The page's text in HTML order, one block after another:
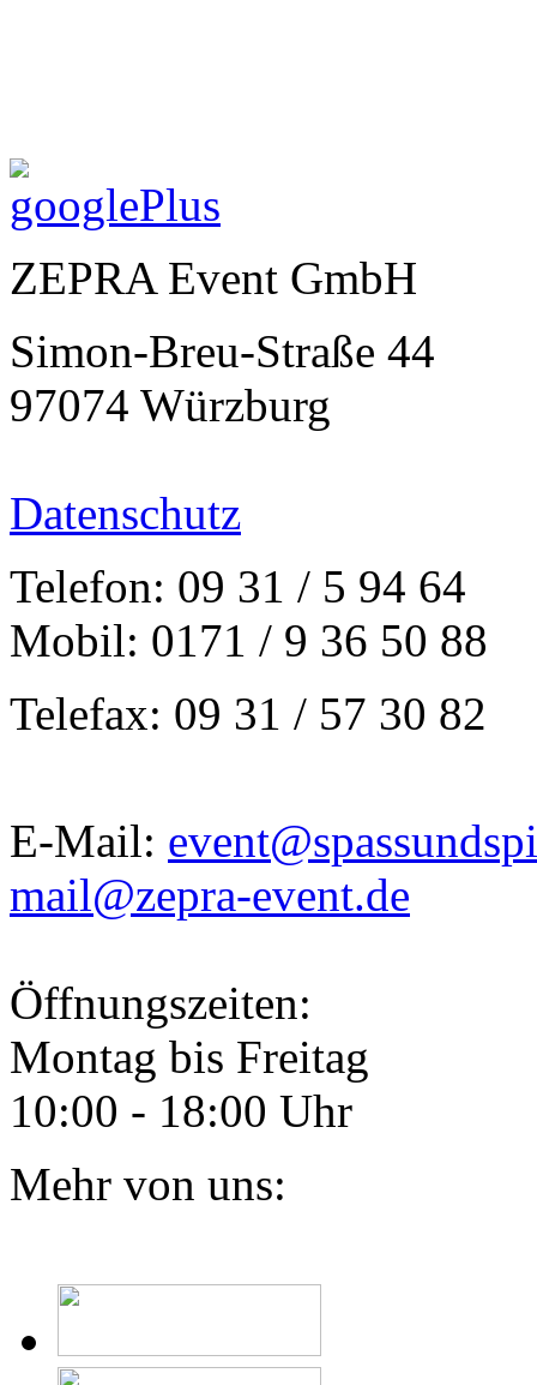
ZEPRA Event GmbH
Simon-Breu-Straße 44
97074 Würzburg
Datenschutz
Telefon: 09 31 / 5 94 64
Mobil: 0171 / 9 36 50 88
Telefax: 09 31 / 57 30 82
E-Mail:
mail@zepra-event.de
Öffnungszeiten:
Montag bis Freitag
10:00 - 18:00 Uhr
Mehr von uns: